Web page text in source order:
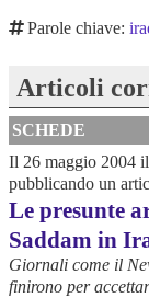
Parole chiave:
Articoli
SCHEDE
Il 26 maggio 2004
pubblicando un
Le presunte
Saddam in
Giornali come il
finirono per